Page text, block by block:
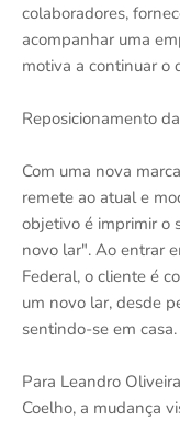
colaboradores,
acompanhar uma
motiva a continuar o
Reposicionamento
Com uma nova
remete ao atual e
objetivo é imprimir o
novo lar". Ao entrar
Federal, o cliente é
um novo lar, desde
sentindo-se em casa.
Para Leandro
Coelho, a mudança